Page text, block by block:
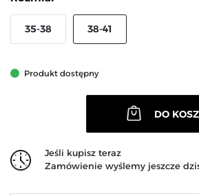
35-38 38-41
Produkt dostępny
DO
Jeśli kupisz teraz
Zamówienie wyślemy jeszcze